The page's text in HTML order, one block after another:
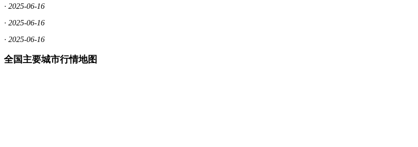
· 2025-06-16
· 2025-06-16
· 2025-06-16
全国主要城市行情地图